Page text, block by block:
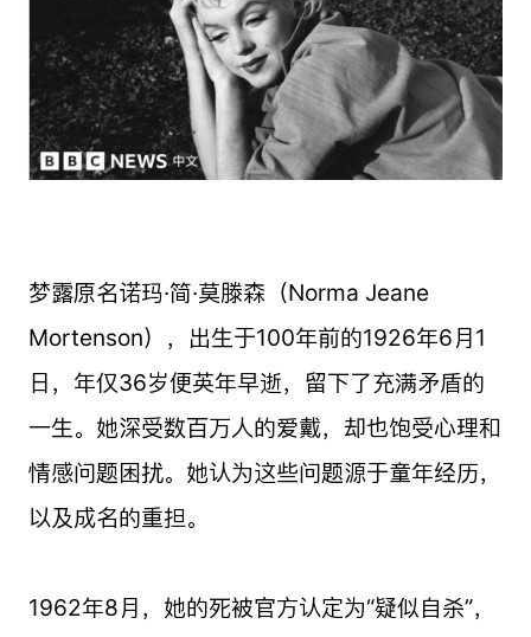
梦露原名诺玛·简·莫滕森（Norma Jeane
Mortenson），出生于100年前的1926年6月1
日，年仅36岁便英年早逝，留下了充满矛盾的
一生。她深受数百万人的爱戴，却也饱受心理和
情感问题困扰。她认为这些问题源于童年经历，
以及成名的重担。
1962年8月，她的死被官方认定为“疑似自杀”，